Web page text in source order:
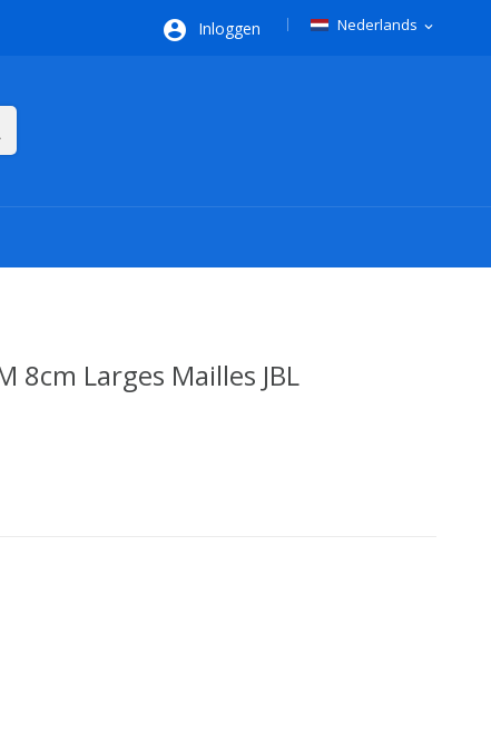
Nederlands expand_more
 Inloggen
8cm Larges Mailles JBL